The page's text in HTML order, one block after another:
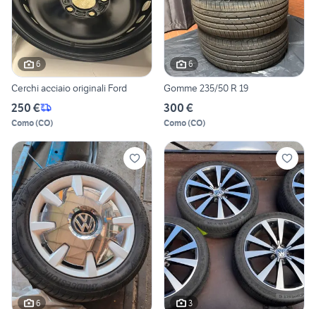
6
Cerchi acciaio originali Ford
250 €
Como(CO)
6
Gomme 235/50 R 19
300 €
Como(CO)
6 3